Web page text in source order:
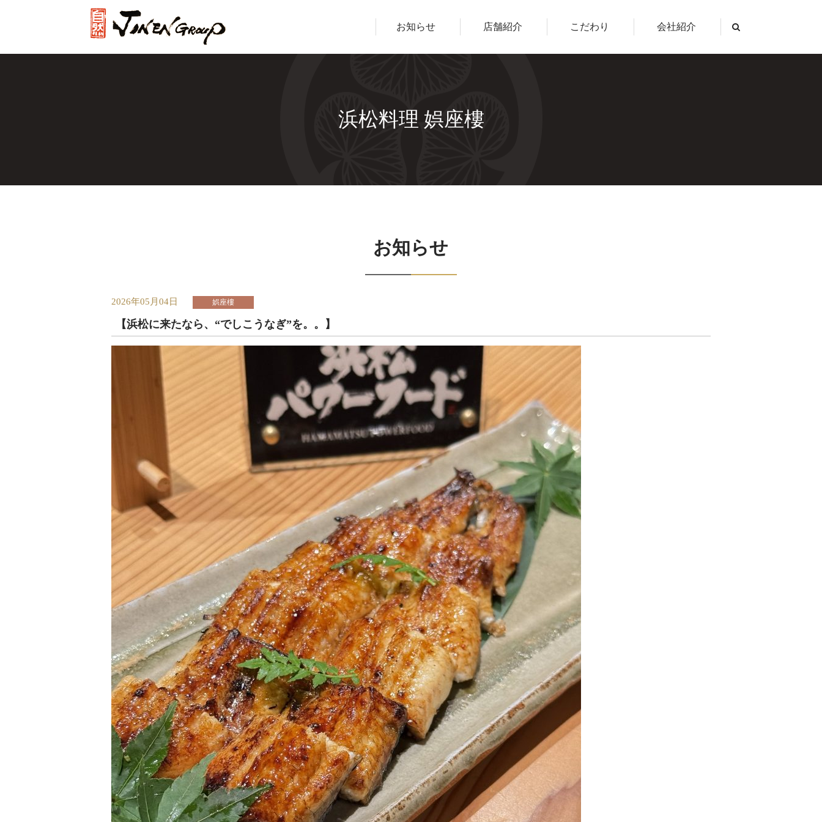
お知らせ 店舗紹介 こだわり 会社紹介
浜松料理 娯座樓
お知らせ
2026年05月04日 娯座樓
【浜松に来たなら、“でしこうなぎ”を。。】